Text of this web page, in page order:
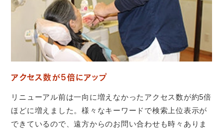
アクセス数が5倍にアップ
リニューアル前は一向に増えなかったアクセス数が約5倍
ほどに増えました。様々なキーワードで検索上位表示が
できているので、遠方からのお問い合わせも時々ありま